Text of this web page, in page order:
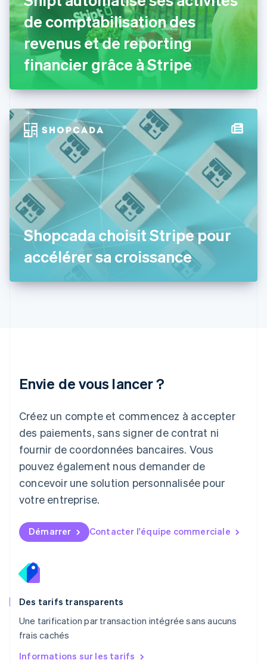
de comptabilisation des
revenus et de reporting
financier grâce à Stripe
Shopcada choisit Stripe pour
accélérer sa croissance
Envie de vous lancer ?
Créez un compte et commencez à accepter
des paiements, sans signer de contrat ni
fournir de coordonnées bancaires. Vous
pouvez également nous demander de
concevoir une solution personnalisée pour
votre entreprise.
Démarrer Contacter l'équipe commerciale
Des tarifs transparents
Une tarification par transaction intégrée sans aucuns
frais cachés
Informations sur les tarifs
Danemark
English
Émirats arabes unis
English
Espagne
EspañolEnglish
English
États-Unis
EnglishEspañol简体中文
Finlande
English Svenska
France
Français English
Gibraltar
English
Grèce
English
Hongrie
English
Inde
English
English
Deutsch English
Luxembourg
FrançaisDeutsch English
Malaisie
English 简体中文
Malte
English
EspañolEnglish
English
Nouvelle-Zélande
Pays-Bas
Nederlands
English
PortuguêsEnglish
R.A.S. de Hong Kong, Chine
English